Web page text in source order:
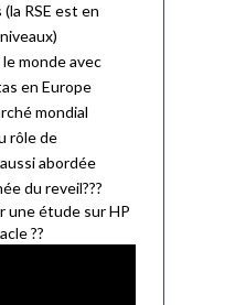
RSE est en
monde avec
en Europe
mondial
rôle de
abordée
du reveil???
une étude sur HP
??